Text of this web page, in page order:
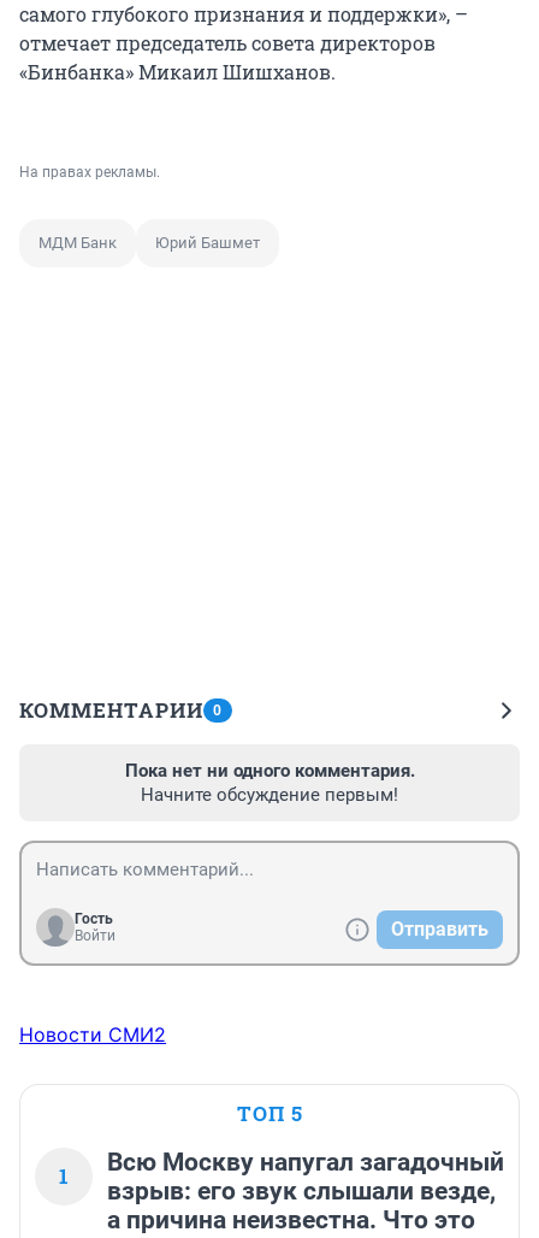
самого глубокого признания и поддержки», –
отмечает председатель совета директоров
«Бинбанка» Микаил Шишханов.
На правах рекламы.
МДМ Банк Юрий Башмет
КОММЕНТАРИИ 0
Пока нет ни одного комментария.
Начните обсуждение первым!
Гость
Войти
Отправить
Новости СМИ2
ТОП 5
1
Всю Москву напугал загадочный
взрыв: его звук слышали везде,
а причина неизвестна. Что это